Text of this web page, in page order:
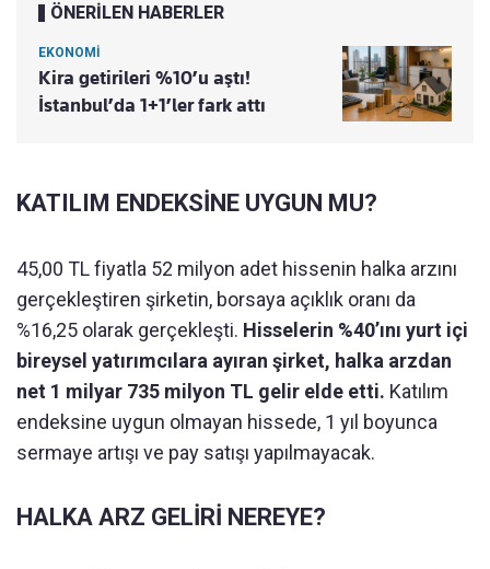
ÖNERİLEN HABERLER
EKONOMİ
Kira getirileri %10’u aştı!
İstanbul’da 1+1’ler fark attı
KATILIM ENDEKSİNE UYGUN MU?
45,00 TL fiyatla 52 milyon adet hissenin halka arzını
gerçekleştiren şirketin, borsaya açıklık oranı da
%16,25 olarak gerçekleşti. Hisselerin %40’ını yurt içi
bireysel yatırımcılara ayıran şirket, halka arzdan
net 1 milyar 735 milyon TL gelir elde etti. Katılım
endeksine uygun olmayan hissede, 1 yıl boyunca
sermaye artışı ve pay satışı yapılmayacak.
HALKA ARZ GELİRİ NEREYE?